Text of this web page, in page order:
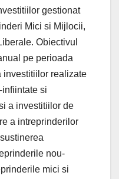
gestionat
Mici si Mijlocii,
Obiectivul
pe perioada
investitiilor realizate
si
a investitiilor de
a intreprinderilor
nou-
mici si